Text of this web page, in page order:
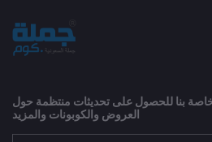
بنا للحصول على تحديثات منتظمة حول
العروض والكوبونات والمزيد